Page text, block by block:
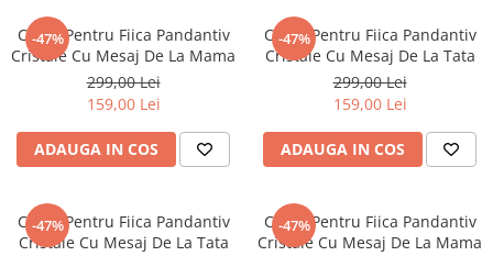
-47%
Colier Pentru Fiica Pandantiv
Cristale Cu Mesaj De La Mama
299,00 Lei
159,00 Lei
ADAUGA IN COS
-47%
Colier Pentru Fiica Pandantiv
Cristale Cu Mesaj De La Tata
299,00 Lei
159,00 Lei
ADAUGA IN COS
-47%
Colier Pentru Fiica Pandantiv
Cristale Cu Mesaj De La Tata
-47%
Colier Pentru Fiica Pandantiv
Cristale Cu Mesaj De La Mama